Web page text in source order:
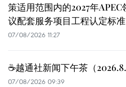
策适用范围内的2027年APEC
议配套服务项目工程认定标准
07/08/2026 11:27
☕️越通社新闻下午茶（
07/08/2026 09:39